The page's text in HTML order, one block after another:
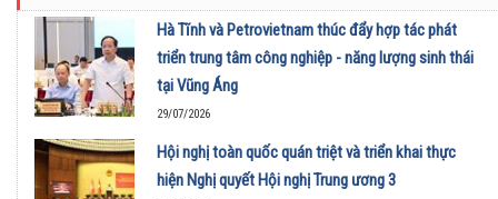
Hà Tĩnh và Petrovietnam thúc đẩy hợp tác phát
triển trung tâm công nghiệp - năng lượng sinh thái
tại Vũng Áng
29/07/2026
Hội nghị toàn quốc quán triệt và triển khai thực
hiện Nghị quyết Hội nghị Trung ương 3